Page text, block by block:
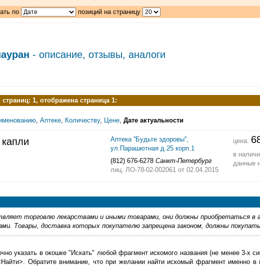
по позиций на страницу
- описание, отзывы, аналоги
1, отображена страница 1:
Аптеке Количеству, Цене Дате актуальности
Аптека ''Будьте здоровы'',
ул.Парашютная д.25 корп.1
(812) 676-6278 Санкт-Петербург
лиц. ЛО-78-02-002061 от 02.04.2015
цена:
в
данные
торговлю лекарствами и иными товарами, они должны приобретаться в
Товары, доставка которых покупателю запрещена законом, должны
указать в окошке "Искать" любой фрагмент искомого названия (не менее 3-х
Обратите внимание, что при желании найти искомый фрагмент именно в